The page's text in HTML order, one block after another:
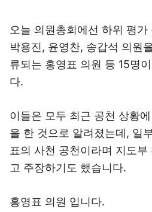
오늘 의원총회에선 하위 평
박용진, 윤영찬, 송갑석 의원
류되는 홍영표 의원 등 15명
다.
이들은 모두 최근 공천 상황
을 한 것으로 알려졌는데, 일
표의 사천 공천이라며 지도
고 주장하기도 했습니다.
홍영표 의원 입니다.